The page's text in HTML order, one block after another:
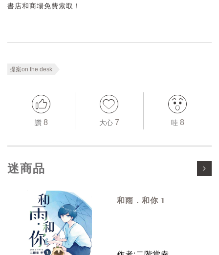
書店和商場免費索取！
提案on the desk
讚 8 大心 7 哇 8
迷商品
和雨．和你 1